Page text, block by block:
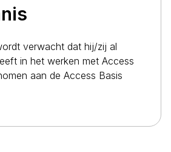
verwacht dat hij/zij al
in het werken met Access
aan de Access Basis